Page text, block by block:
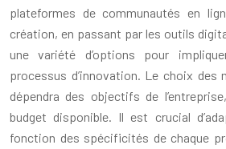
plateformes de communautés en
création, en passant par les outils
une variété d’options pour
processus d’innovation. Le choix des
dépendra des objectifs de
budget disponible. Il est crucial
fonction des spécificités de chaque